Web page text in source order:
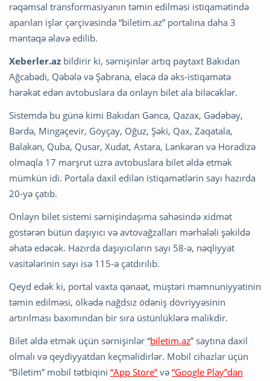
rəqəmsal transformasiyanın təmin edilməsi istiqamətində
aparılan işlər çərçivəsində “biletim.az” portalına daha 3
məntəqə əlavə edilib.
Xeberler.az bildirir ki, sərnişinlər artıq paytaxt Bakıdan
Ağcabədi, Qəbələ və Şabrana, eləcə də əks-istiqamətə
hərəkət edən avtobuslara da onlayn bilet ala biləcəklər.
Sistemdə bu günə kimi Bakıdan Gəncə, Qazax, Gədəbəy,
Bərdə, Mingəçevir, Göyçay, Oğuz, Şəki, Qax, Zaqatala,
Balakən, Quba, Qusar, Xudat, Astara, Lənkəran və Horadizə
olmaqla 17 marşrut üzrə avtobuslara bilet əldə etmək
mümkün idi. Portala daxil edilən istiqamətlərin sayı hazırda
20-yə çatıb.
Onlayn bilet sistemi sərnişindaşıma sahəsində xidmət
göstərən bütün daşıyıcı və avtovağzalları mərhələli şəkildə
əhatə edəcək. Hazırda daşıyıcıların sayı 58-ə, nəqliyyat
vasitələrinin sayı isə 115-ə çatdırılıb.
Qeyd edək ki, portal vaxta qənaət, müştəri məmnuniyyətinin
təmin edilməsi, ölkədə nağdsız ödəniş dövriyyəsinin
artırılması baxımından bir sıra üstünlüklərə malikdir.
Bilet əldə etmək üçün sərnişinlər “biletim.az” saytına daxil
olmalı və qeydiyyatdan keçməlidirlər. Mobil cihazlar üçün
“Biletim” mobil tətbiqini “App Store” və “Google Play”dan